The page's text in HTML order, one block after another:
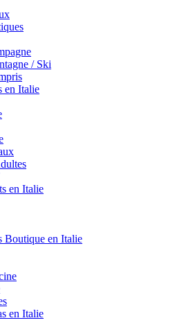
/ Ski
en Italie
en Italie
Boutique en Italie
en Italie